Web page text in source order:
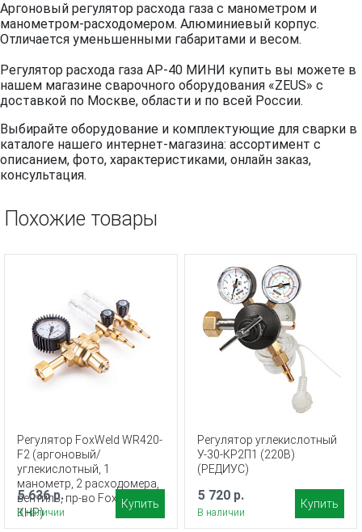
Аргоновый регулятор расхода газа с манометром и
манометром-расходомером. Алюминиевый корпус.
Отличается уменьшенными габаритами и весом.
Регулятор расхода газа АР-40 МИНИ купить вы можете в
нашем магазине сварочного оборудования «ZEUS» с
доставкой по Москве, области и по всей России.
Выбирайте оборудование и комплектующие для сварки в
каталоге нашего интернет-магазина: ассортимент с
описанием, фото, характеристиками, онлайн заказ,
консультация.
Похожие товары
Регулятор FoxWeld WR420-
F2 (аргоновый/
углекислотный, 1
манометр, 2 расходомера,
вентиль, пр-во FoxWeld/
КНР)
5 636 р.
В наличии
Купить
Регулятор углекислотный
У-30-КР2П1 (220В)
(РЕДИУС)
5 720 р.
В наличии
Купить